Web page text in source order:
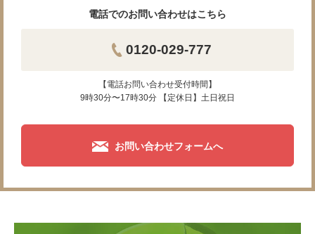
電話でのお問い合わせはこちら
0120-029-777
【電話お問い合わせ受付時間】
9時30分〜17時30分 【定休日】土日祝日
お問い合わせフォームへ